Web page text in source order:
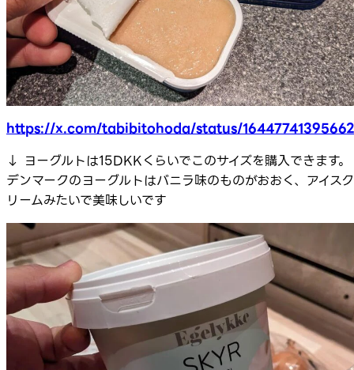
https://x.com/tabibitohoda/status/
↓ ヨーグルトは15DKKくらいでこのサイズを購入できます。
デンマークのヨーグルトはバニラ味のものがおおく、アイスク
リームみたいで美味しいです